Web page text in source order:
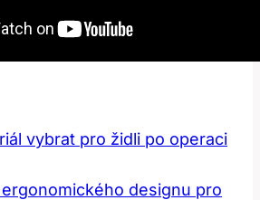
vybrat pro židli po operaci
designu pro